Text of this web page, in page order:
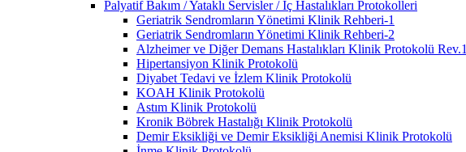
Palyatif Bakım / Yataklı Servisler / İç Hastalıkları Protokolleri
Geriatrik Sendromların Yönetimi Klinik Rehberi-1
Geriatrik Sendromların Yönetimi Klinik Rehberi-2
Alzheimer ve Diğer Demans Hastalıkları Klinik Protokolü Rev.1
Hipertansiyon Klinik Protokolü
Diyabet Tedavi ve İzlem Klinik Protokolü
KOAH Klinik Protokolü
Astım Klinik Protokolü
Kronik Böbrek Hastalığı Klinik Protokolü
Demir Eksikliği ve Demir Eksikliği Anemisi Klinik Protokolü